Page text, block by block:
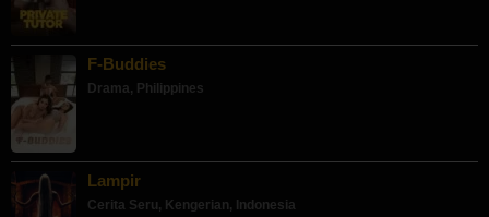
F-Buddies
Drama, Philippines
Lampir
Cerita Seru, Kengerian, Indonesia